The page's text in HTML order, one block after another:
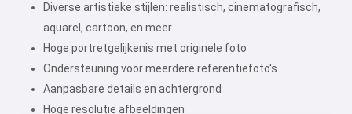
Diverse artistieke stijlen: realistisch, cinematografisch,
aquarel, cartoon, en meer
Hoge portretgelijkenis met originele foto
Ondersteuning voor meerdere referentiefoto's
Aanpasbare details en achtergrond
Hoge resolutie afbeeldingen